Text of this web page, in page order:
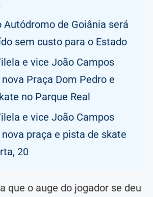
Autódromo de Goiânia será
sem custo para o Estado
e vice João Campos
Praça Dom Pedro e
no Parque Real
e vice João Campos
praça e pista de skate
20
que o auge do jogador se deu